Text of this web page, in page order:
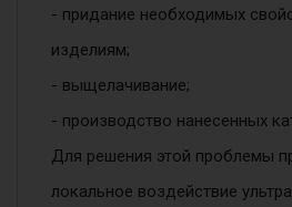
- придание необходимых
изделиям;
- выщелачивание;
- производство нанесенных
Для решения этой проблемы
локальное воздействие